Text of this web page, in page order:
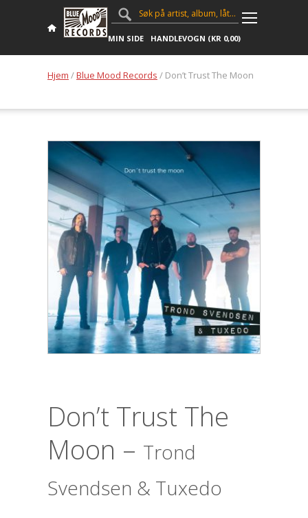
MIN SIDE HANDLEVOGN (KR 0,00)
Hjem /Blue Mood Records / Don’t Trust The Moon
Don’t Trust The
Moon – Trond
Svendsen & Tuxedo